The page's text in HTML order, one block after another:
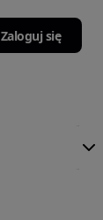
Zaloguj się